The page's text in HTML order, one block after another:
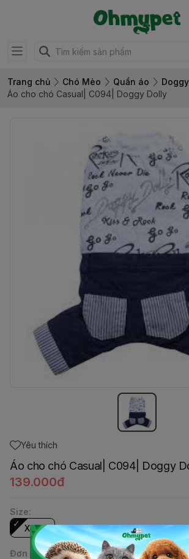
Trang chủ Chó Mèo Quần áo
Áo cho chó Casual| C094| Doggy Dolly
Yêu thích
Áo cho chó Casual| C094| Doggy
139.000đ
Size:
XXS
Đơn vị: